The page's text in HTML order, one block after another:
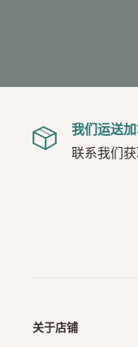
我们运送
联系我们
关于店铺